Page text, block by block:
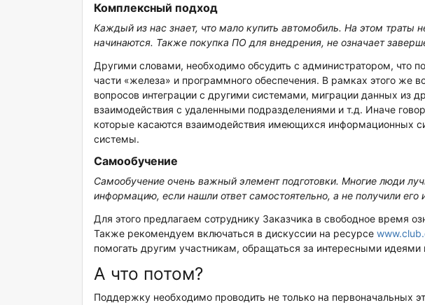
Комплексный подход
Каждый из нас знает, что мало купить автомобиль. На этом траты
начинаются. Также покупка ПО для внедрения, не означает
Другими словами, необходимо обсудить с администратором, что
части «железа» и программного обеспечения. В рамках этого же
вопросов интеграции с другими системами, миграции данных из
взаимодействия с удаленными подразделениями и т.д. Иначе
которые касаются взаимодействия имеющихся информационных
системы.
Самообучение
Самообучение очень важный элемент подготовки. Многие люди
информацию, если нашли ответ самостоятельно, а не получили его
Для этого предлагаем сотруднику Заказчика в свободное время
Также рекомендуем включаться в дискуссии на ресурсе
помогать другим участникам, обращаться за интересными идеями
А что потом?
Поддержку необходимо проводить не только на первоначальных